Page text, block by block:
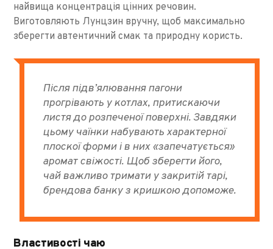
найвища концентрація цінних речовин.
Виготовляють Лунцзин вручну, щоб максимально
зберегти автентичний смак та природну користь.
Після підв’ялювання пагони
прогрівають у котлах, притискаючи
листя до розпеченої поверхні. Завдяки
цьому чаїнки набувають характерної
плоскої форми і в них «запечатується»
аромат свіжості. Щоб зберегти його,
чай важливо тримати у закритій тарі,
брендова банку з кришкою допоможе.
Властивості чаю